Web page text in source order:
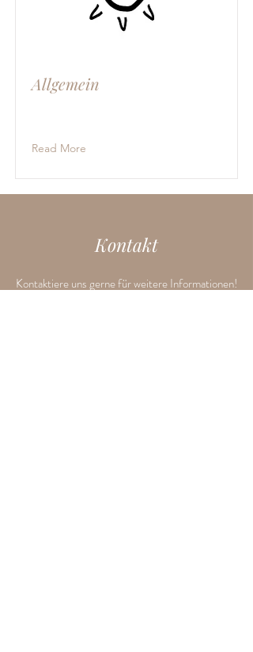
Allgemein
Read More
Kontakt
Kontaktiere uns gerne für weitere Informationen!